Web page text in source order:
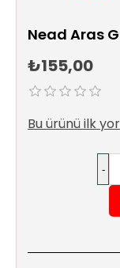
Sıhhi
Tesisat
Sistemleri
Katalog/Liste
Nead Aras
₺155,00
Bu ürünü ilk